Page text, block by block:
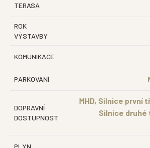
TERASA
ROK
VÝSTAVBY
KOMUNIKACE
PARKOVÁNÍ
DOPRAVNÍ
DOSTUPNOST
MHD, Silnice první
Silnice
PLYN